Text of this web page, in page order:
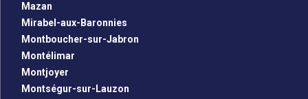
Mazan
Mirabel-aux-Baronnies
Montboucher-sur-Jabron
Montélimar
Montjoyer
Montségur-sur-Lauzon